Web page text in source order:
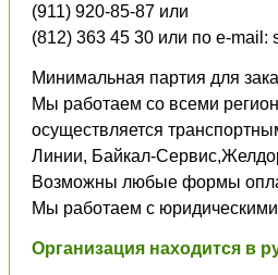
(911) 920-85-87 или
(812) 363 45 30 или по e-mail:
Минимальная партия для
Мы работаем со всеми
осуществляется
Линии, Байкал-
Возможны любые формы
Мы работаем с
Организация находится в